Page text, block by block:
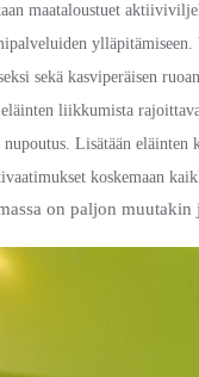
maataloustuet
sekä kasviperäisen
liikkumista
nupoutus. Lisätään
koskemaan
on paljon muutakin